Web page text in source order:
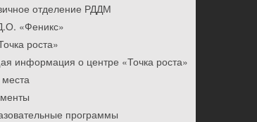
отделение РДДМ
«Феникс»
роста»
информация о центре «Точка роста»
программы